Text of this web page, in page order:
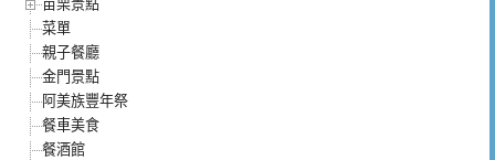
苗栗景點
菜單
親子餐廳
金門景點
阿美族豐年祭
餐車美食
餐酒館